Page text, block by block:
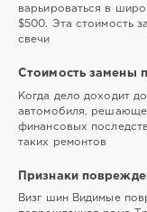
варьироваться в
$500. Эта стоимость
свечи
Стоимость замены
Когда дело доходит
автомобиля,
финансовых
таких ремонтов
Признаки
Визг шин Видимые